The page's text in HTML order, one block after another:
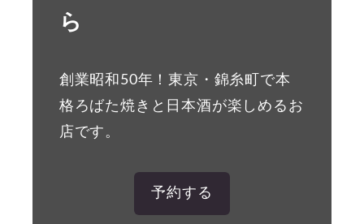
ら
創業昭和50年！東京・錦糸町で本
格ろばた焼きと日本酒が楽しめるお
店です。
予約する